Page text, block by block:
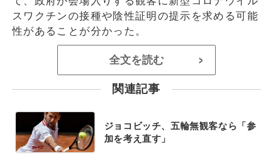
スワクチンの接種や陰性証明の提示を求める可能
性があることが分かった。
全文を読む >
関連記事
ジョコビッチ、五輪無観客なら「参
加を考え直す」